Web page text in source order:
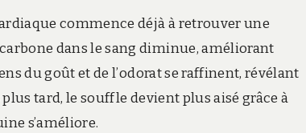
commence déjà à retrouver une
dans le sang diminue, améliorant
du goût et de l’odorat se raffinent, révélant
tard, le souffle devient plus aisé grâce à
s’améliore.